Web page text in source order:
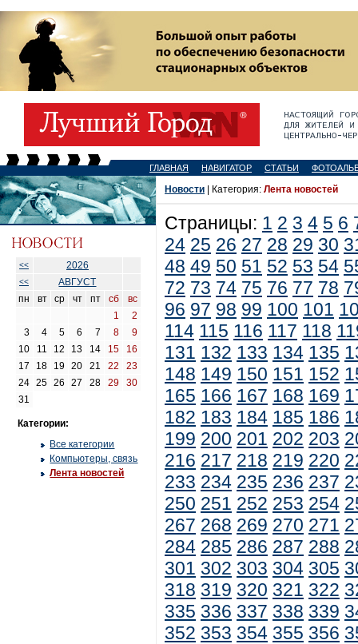
ГЛАВНАЯ НАВИГАТОР СТАТЬИ
<< 2026
<<
АВГУСТ
пн
вт ср чт пт сб
вс
1
2
3
4 5 6 7 8
9
10
11 12 13 14 15
16
17
18 19 20 21 22
23
24
25 26 27 28 29
30
31
Категории:
Все категории
Компьютеры, связь
Лента новостей
Новости | Категория: Лента новостей
Страницы: 1 2 3 4 5 6
24 25 26 27 28 29 30
48 49 50 51 52 53 54
72 73 74 75 76 77 78
96 97 98 99 100 101
114 115 116 117 118
131 132 133 134 135
148 149 150 151 152
165 166 167 168 169
182 183 184 185 186
199 200 201 202 203
216 217 218 219 220
233 234 235 236 237
250 251 252 253 254
267 268 269 270 271
284 285 286 287 288
301 302 303 304 305
318 319 320 321 322
335 336 337 338 339
352 353 354 355 356